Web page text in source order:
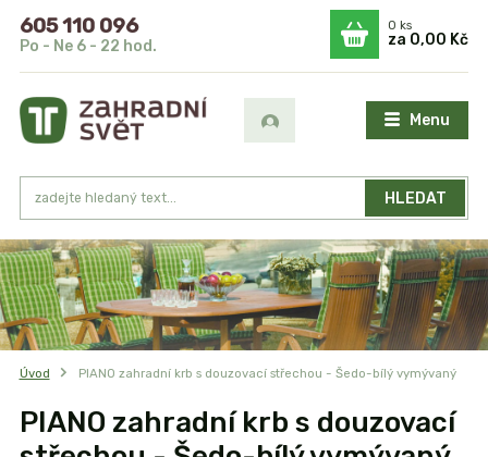
Menu
HLEDAT
605 110 096
Po - Ne 6 - 22 hod.
0ks
za 0,00 Kč
Úvod PIANO zahradní krb s douzovací střechou - Šedo-bílý vymývaný
PIANO zahradní krb s douzovací